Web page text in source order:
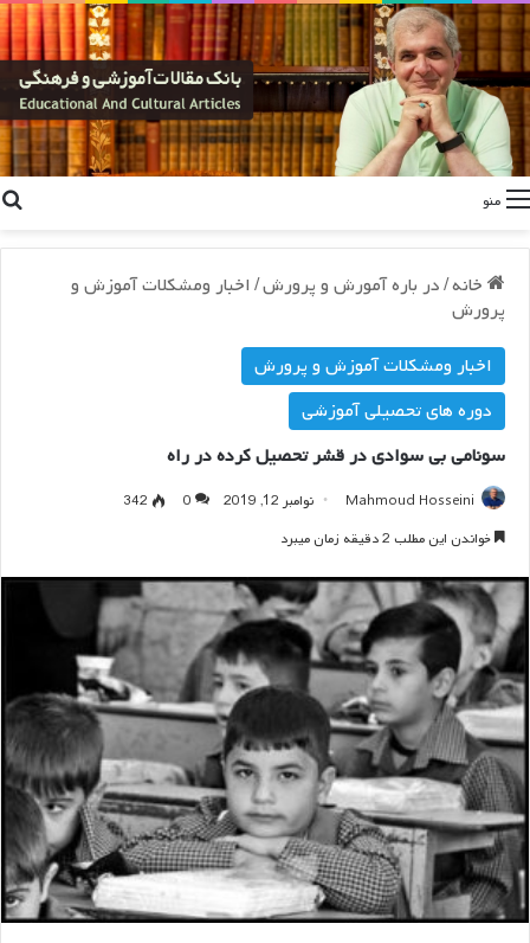
منو
خانه/در باره آمورش و پرورش/ اخبار ومشکلات آموزش و
پرورش
اخبار ومشکلات آموزش و پرورش
دوره های تحصیلی آموزشی
سونامی بی سوادی در قشر تحصیل کرده در راه
Mahmoud Hosseini نوامبر 12, 2019 0
342
خواندن این مطلب 2 دقیقه زمان میبرد